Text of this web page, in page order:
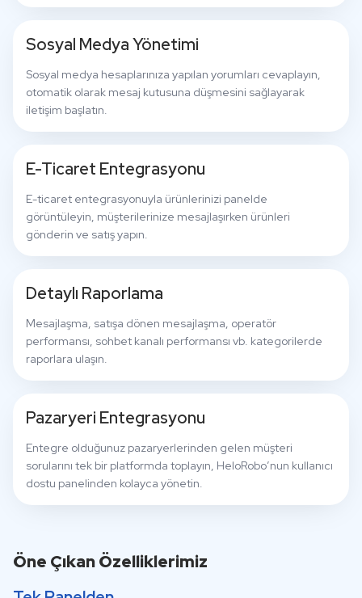
Sosyal Medya Yönetimi
Sosyal medya hesaplarınıza yapılan yorumları cevaplayın,
otomatik olarak mesaj kutusuna düşmesini sağlayarak
iletişim başlatın.
E-Ticaret Entegrasyonu
E-ticaret entegrasyonuyla ürünlerinizi panelde
görüntüleyin, müşterilerinize mesajlaşırken ürünleri
gönderin ve satış yapın.
Detaylı Raporlama
Mesajlaşma, satışa dönen mesajlaşma, operatör
performansı, sohbet kanalı performansı vb. kategorilerde
raporlara ulaşın.
Pazaryeri Entegrasyonu
Entegre olduğunuz pazaryerlerinden gelen müşteri
sorularını tek bir platformda toplayın, HeloRobo’nun kullanıcı
dostu panelinden kolayca yönetin.
Öne Çıkan Özelliklerimiz